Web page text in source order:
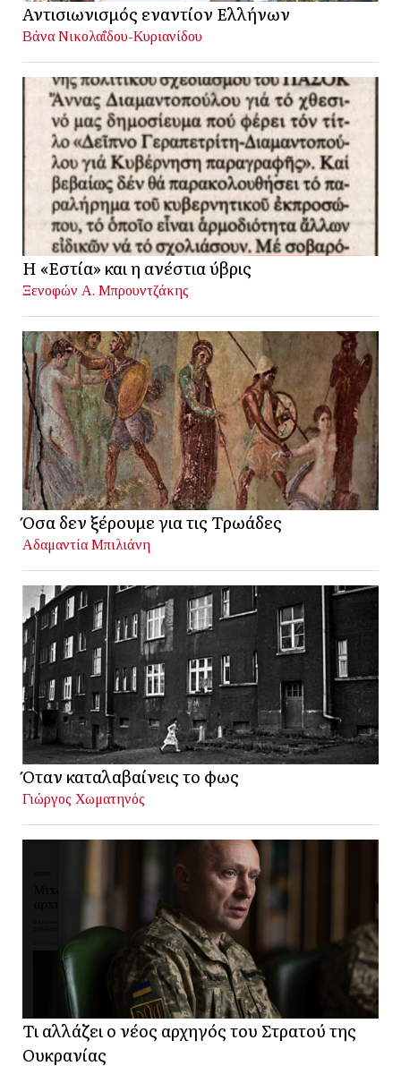
Αντισιωνισμός εναντίον Ελλήνων
Βάνα Νικολαΐδου-Κυριανίδου
Η «Εστία» και η ανέστια ύβρις
Ξενοφών Α. Μπρουντζάκης
Όσα δεν ξέρουμε για τις Τρωάδες
Αδαμαντία Μπιλιάνη
Όταν καταλαβαίνεις το φως
Γιώργος Χωματηνός
Τι αλλάζει ο νέος αρχηγός του Στρατού της
Ουκρανίας